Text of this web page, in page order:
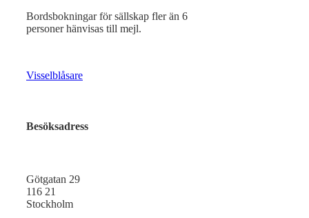
Bordsbokningar för sällskap fler än 6
personer hänvisas till mejl.
Visselblåsare
Besöksadress
Götgatan 29
116 21
Stockholm